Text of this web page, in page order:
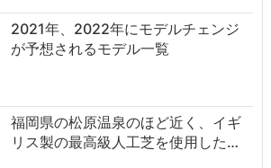
2021年、2022年にモデルチェンジ
が予想されるモデル一覧
福岡県の松原温泉のほど近く、イギ
リス製の最高級人工芝を使用した…